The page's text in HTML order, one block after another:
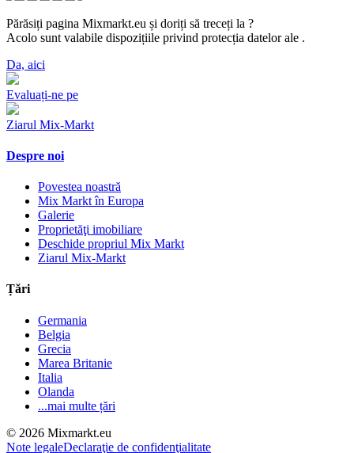
Părăsiți pagina Mixmarkt.eu și doriți să treceți la ?
Acolo sunt valabile dispozițiile privind protecția datelor ale .
Da, aici
Evaluați-ne pe
Ziarul Mix-Markt
Despre noi
Povestea noastră
Mix Markt în Europa
Galerie
Proprietăţi imobiliare
Deschide propriul Mix Markt
Ziarul Mix-Markt
Țări
Germania
Belgia
Grecia
Marea Britanie
Italia
Olanda
...mai multe țări
© 2026 Mixmarkt.eu
Note legaleDeclaraţie de confidenţialitate